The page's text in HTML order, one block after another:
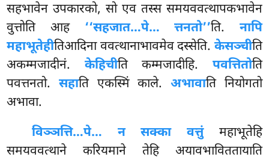
सहभावेन उपकारको, सो एव तस्स समयववत्थापकभावेन
वुत्तोति आह ‘‘सहजात…पे… त्तनतो’’ति. नापि
महाभूतेहीतिआदिना ववत्थानाभावमेव दस्सेति. केसञ्चीति
अकम्मजादीनं. केहिचीति कम्मजादीहि. पवत्तितोति
पवत्तनतो. सहाति एकस्मिं काले.अभावाति नियोगतो
अभावा.
विञ्ञत्ति…पे… न सक्का वत्तुंमहाभूतेहि
समयववत्थाने करियमाने तेहि अयावभाविततायाति